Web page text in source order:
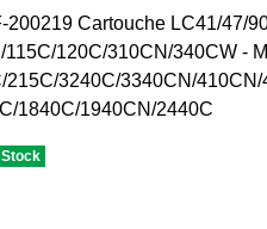
200219 Cartouche LC41/47/
115C/120C/310CN/340CW -
215C/3240C/3340CN/
1840C/1940CN/2440C